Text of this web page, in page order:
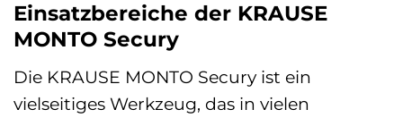
Einsatzbereiche der KRAUSE
MONTO Secury
Die KRAUSE MONTO Secury ist ein
vielseitiges Werkzeug, das in vielen